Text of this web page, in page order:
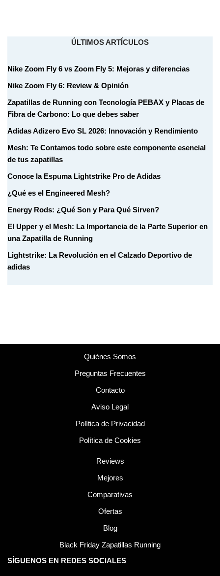
ÚLTIMOS ARTÍCULOS
Nike Zoom Fly 6 vs Zoom Fly 5: Mejoras y diferencias
Nike Zoom Fly 6: Review & Opinión
Zapatillas de Running con Tecnología PEBAX y Placas de
Fibra de Carbono: Lo que debes saber
Adidas Adizero Evo SL 2026: Innovación y Rendimiento
Mesh: Te Contamos todo sobre este componente esencial
de tus zapatillas
Conoce la Espuma Lightstrike Pro de Adidas
¿Qué es el Engineered Mesh?
Energy Rods: ¿Qué Son y Para Qué Sirven?
El Upper y el Mesh: La Importancia de la Parte Superior en
una Zapatilla de Running
Lightstrike: La Revolución en el Calzado Deportivo de
adidas
Quiénes Somos
Preguntas Frecuentes
Contacto
Aviso Legal
Política de Privacidad
Política de Cookies
Reviews
Mejores
Comparativas
Ofertas
Blog
Black Friday Zapatillas Running
SÍGUENOS EN REDES SOCIALES